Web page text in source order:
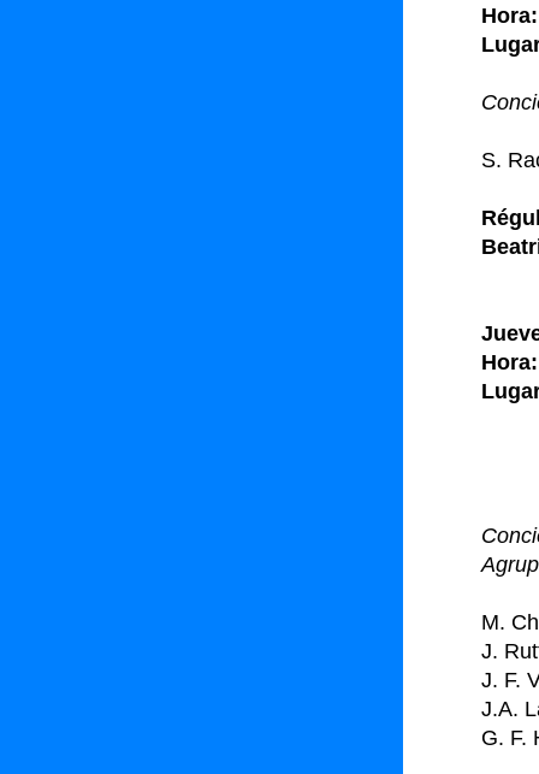
S.
M.
J.
J. F.
J.A.
G. F.